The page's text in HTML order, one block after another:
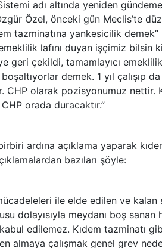
adı altında yeniden
Özel, önceki gün Meclis’te
tazminatına yankesicilik
lafını duyan işçimiz bilsin
geri çekildi, tamamlayıcı
demek. 1 yıl çalışıp
olarak pozisyonumuz nettir.
orada duracaktır.”
ardına açıklama yaparak
bazıları şöyle:
ile elde edilen ve kalan
dolayısıyla meydanı boş sanan
edilemez. Kıdem tazminatı
almaya çalışmak genel grev